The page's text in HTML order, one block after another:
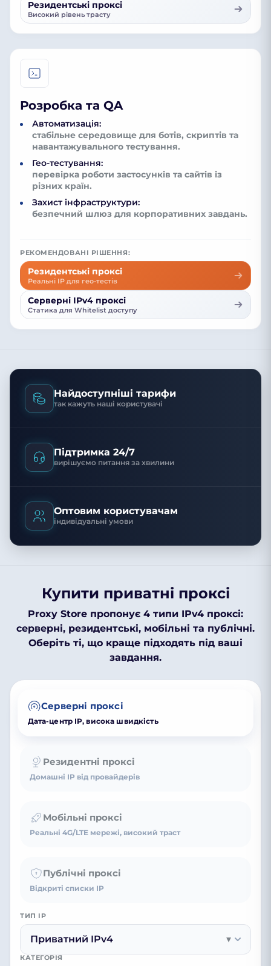
Резидентські проксі
Високий рівень трасту
Розробка та QA
Автоматизація:
стабільне середовище для ботів, скриптів та
навантажувального тестування.
Гео-тестування:
перевірка роботи застосунків та сайтів із
різних країн.
Захист інфраструктури:
безпечний шлюз для корпоративних завдань.
РЕКОМЕНДОВАНІ РІШЕННЯ:
Резидентські проксі
Реальні IP для гео-тестів
Серверні IPv4 проксі
Статика для Whitelist доступу
Найдоступніші тарифи
так кажуть наші користувачі
Підтримка 24/7
вирішуємо питання за хвилини
Оптовим користувачам
індивідуальні умови
Купити приватні проксі
Proxy Store пропонує 4 типи IPv4 проксі:
серверні, резидентські, мобільні та публічні.
Оберіть ті, що краще підходять під ваші
завдання.
Серверні проксі
Дата-центр IP, висока швидкість
Резидентні проксі
Домашні IP від провайдерів
Мобільні проксі
Реальні 4G/LTE мережі, високий траст
Публічні проксі
Відкриті списки IP
ТИП IP
Приватний IPv4 ▾
КАТЕГОРІЯ